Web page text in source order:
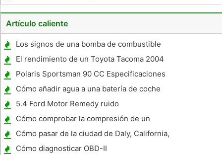
un Oldsmobile Aurora
Artículo caliente
Los signos de una bomba de combustible
mal mecánico
El rendimiento de un Toyota Tacoma 2004
Polaris Sportsman 90 CC Especificaciones
Cómo añadir agua a una batería de coche
5.4 Ford Motor Remedy ruido
Cómo comprobar la compresión de un
Yamaha Raptor 660
Cómo pasar de la ciudad de Daly, California,
Test de conducción
Cómo diagnosticar OBD-II